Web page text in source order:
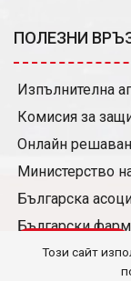
ПОЛЕЗНИ
Изпълнителна
Комисия за
Онлайн
Министерство
Българска
Български
Условия за
Този сайт